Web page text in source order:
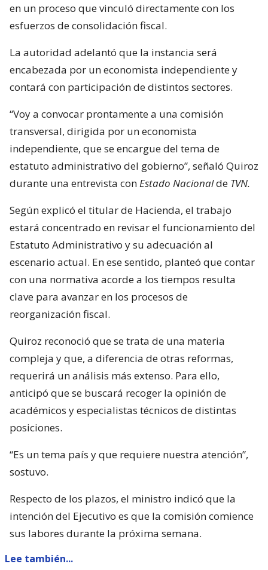
en un proceso que vinculó directamente con los
esfuerzos de consolidación fiscal.
La autoridad adelantó que la instancia será
encabezada por un economista independiente y
contará con participación de distintos sectores.
“Voy a convocar prontamente a una comisión
transversal, dirigida por un economista
independiente, que se encargue del tema de
estatuto administrativo del gobierno”, señaló Quiroz
durante una entrevista con Estado Nacionalde TVN.
Según explicó el titular de Hacienda, el trabajo
estará concentrado en revisar el funcionamiento del
Estatuto Administrativo y su adecuación al
escenario actual. En ese sentido, planteó que contar
con una normativa acorde a los tiempos resulta
clave para avanzar en los procesos de
reorganización fiscal.
Quiroz reconoció que se trata de una materia
compleja y que, a diferencia de otras reformas,
requerirá un análisis más extenso. Para ello,
anticipó que se buscará recoger la opinión de
académicos y especialistas técnicos de distintas
posiciones.
“Es un tema país y que requiere nuestra atención”,
sostuvo.
Respecto de los plazos, el ministro indicó que la
intención del Ejecutivo es que la comisión comience
sus labores durante la próxima semana.
Lee también...